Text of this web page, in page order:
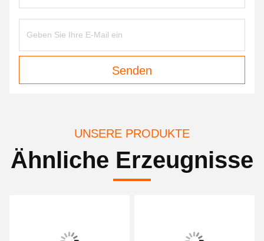
Senden
UNSERE PRODUKTE
Ähnliche Erzeugnisse